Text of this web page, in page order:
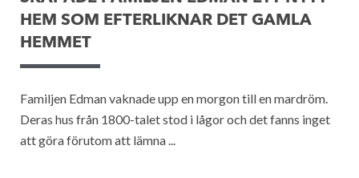
HEM SOM EFTERLIKNAR DET GAMLA
HEMMET
Familjen Edman vaknade upp en morgon till en mardröm.
Deras hus från 1800-talet stod i lågor och det fanns inget
att göra förutom att lämna ...